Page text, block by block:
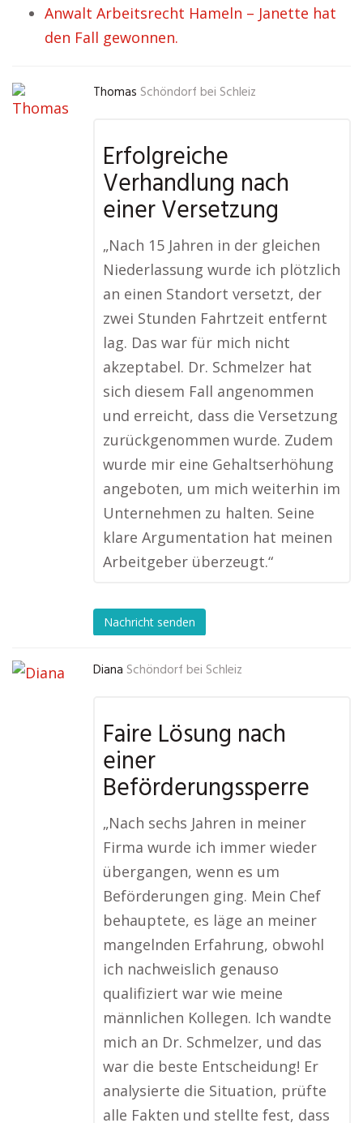
Anwalt Arbeitsrecht Hameln – Janette hat
den Fall gewonnen.
Thomas Schöndorf bei Schleiz
Erfolgreiche
Verhandlung nach
einer Versetzung
„Nach 15 Jahren in der gleichen
Niederlassung wurde ich plötzlich
an einen Standort versetzt, der
zwei Stunden Fahrtzeit entfernt
lag. Das war für mich nicht
akzeptabel. Dr. Schmelzer hat
sich diesem Fall angenommen
und erreicht, dass die Versetzung
zurückgenommen wurde. Zudem
wurde mir eine Gehaltserhöhung
angeboten, um mich weiterhin im
Unternehmen zu halten. Seine
klare Argumentation hat meinen
Arbeitgeber überzeugt.“
Nachricht senden
Diana Schöndorf bei Schleiz
Faire Lösung nach
einer
Beförderungssperre
„Nach sechs Jahren in meiner
Firma wurde ich immer wieder
übergangen, wenn es um
Beförderungen ging. Mein Chef
behauptete, es läge an meiner
mangelnden Erfahrung, obwohl
ich nachweislich genauso
qualifiziert war wie meine
männlichen Kollegen. Ich wandte
mich an Dr. Schmelzer, und das
war die beste Entscheidung! Er
analysierte die Situation, prüfte
alle Fakten und stellte fest, dass